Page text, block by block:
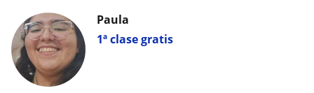
1ª clase gratis
Paula